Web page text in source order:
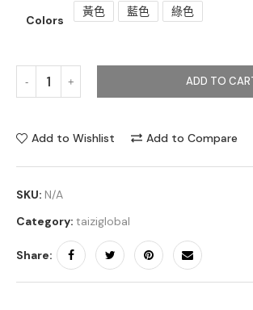
Colors
黃色 藍色 綠色
ADD TO
Add to Wishlist Add to Compare
SKU: N/A
Category: taiziglobal
Share: